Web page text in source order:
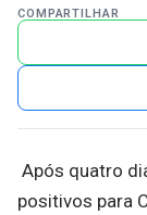
COMPARTILHAR
Após quatro
positivos para